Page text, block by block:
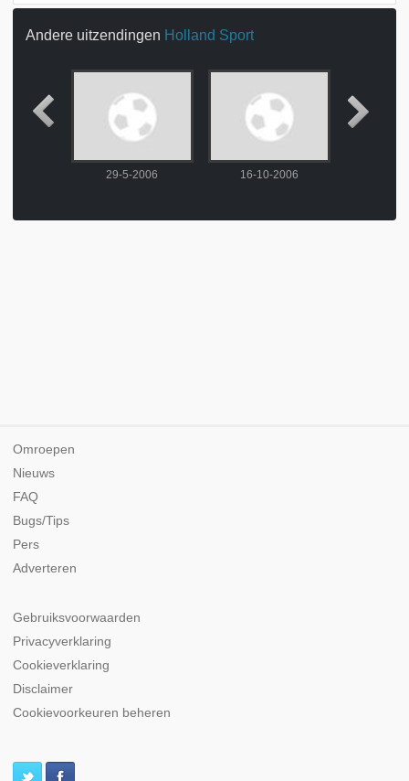
Andere uitzendingen Holland Sport
29-5-2006 16-10-2006
Omroepen
Nieuws
FAQ
Bugs/Tips
Pers
Adverteren
Gebruiksvoorwaarden
Privacyverklaring
Cookieverklaring
Disclaimer
Cookievoorkeuren beheren